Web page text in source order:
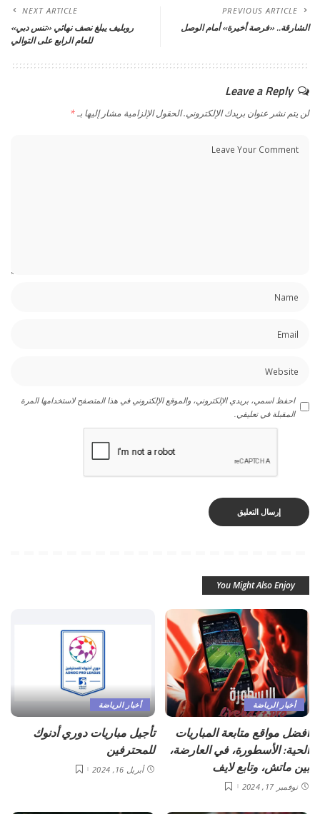
PREVIOUS ARTICLE
الشارقة.. «فرصة أخيرة» أمام الوصل
NEXT ARTICLE
روبليف يبلغ نصف نهائي «تنس دبي»
للعام الرابع على التوالي
Leave a Reply
لن يتم نشر عنوان بريدك الإلكتروني.الحقول الإلزامية مشار إليها بـ*
احفظ اسمي، بريدي الإلكتروني، والموقع الإلكتروني في هذا المتصفح لاستخدامها المرة
المقبلة في تعليقي.
You Might Also Enjoy
أخبار الرياضة
أفضل مواقع متابعة المباريات
الحية: الأسطورة، في العارضة،
بين ماتش، وتابع لايف
نوفمبر 17, 2024
أخبار الرياضة
تأجيل مباريات دوري أدنوك
للمحترفين
أبريل 16, 2024